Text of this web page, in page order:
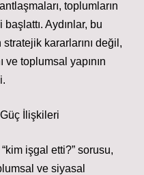
toplumların
Aydınlar, bu
kararlarını değil,
ve toplumsal yapının
İlişkileri
“kim işgal etti?” sorusu,
ve siyasal